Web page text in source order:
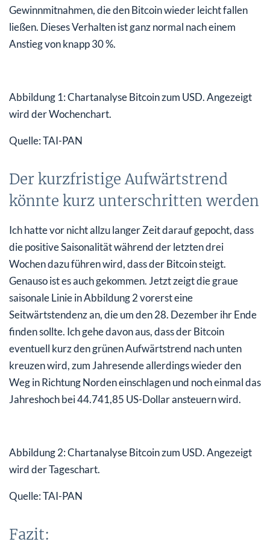
Gewinnmitnahmen, die den Bitcoin wieder leicht fallen
ließen. Dieses Verhalten ist ganz normal nach einem
Anstieg von knapp 30 %.
Abbildung 1: Chartanalyse Bitcoin zum USD. Angezeigt
wird der Wochenchart.
Quelle: TAI-PAN
Der kurzfristige Aufwärtstrend
könnte kurz unterschritten werden
Ich hatte vor nicht allzu langer Zeit darauf gepocht, dass
die positive Saisonalität während der letzten drei
Wochen dazu führen wird, dass der Bitcoin steigt.
Genauso ist es auch gekommen. Jetzt zeigt die graue
saisonale Linie in Abbildung 2 vorerst eine
Seitwärtstendenz an, die um den 28. Dezember ihr Ende
finden sollte. Ich gehe davon aus, dass der Bitcoin
eventuell kurz den grünen Aufwärtstrend nach unten
kreuzen wird, zum Jahresende allerdings wieder den
Weg in Richtung Norden einschlagen und noch einmal das
Jahreshoch bei 44.741,85 US-Dollar ansteuern wird.
Abbildung 2: Chartanalyse Bitcoin zum USD. Angezeigt
wird der Tageschart.
Quelle: TAI-PAN
Fazit: